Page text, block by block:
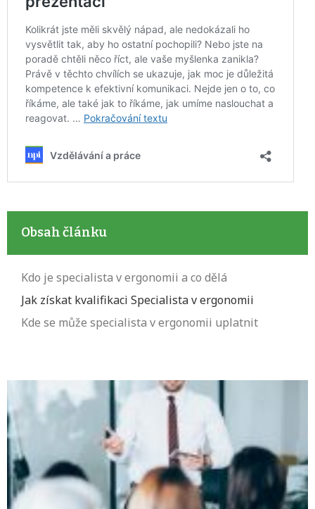
Obsah článku
Kdo je specialista v ergonomii a co dělá
Jak získat kvalifikaci Specialista v ergonomii
Kde se může specialista v ergonomii uplatnit